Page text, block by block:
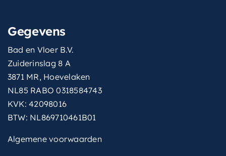
Gegevens
Bad en Vloer B.V.
Zuiderinslag 8 A
3871 MR, Hoevelaken
NL85 RABO 0318584743
KVK: 42098016
BTW: NL869710461B01
Algemene voorwaarden